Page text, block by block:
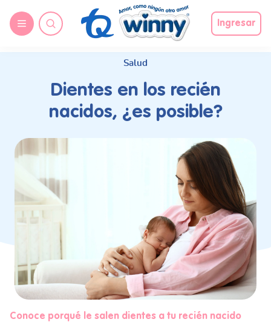
Ingresar
Salud
Dientes en los recién
nacidos, ¿es posible?
Conoce porqué le salen dientes a tu recién nacido